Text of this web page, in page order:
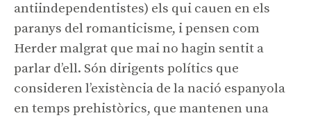
antiindependentistes) els qui cauen en els
paranys del romanticisme, i pensen com
Herder malgrat que mai no hagin sentit a
parlar d’ell. Són dirigents polítics que
consideren l’existència de la nació espanyola
en temps prehistòrics, que mantenen una